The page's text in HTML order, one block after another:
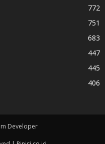
772
751
683
447
445
406
Developer